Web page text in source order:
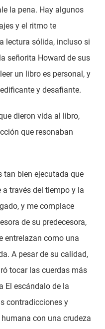
la pena. Hay algunos
y el ritmo te
lectura sólida, incluso si
señorita Howard de sus
un libro es personal, y
y desafiante.
dieron vida al libro,
que resonaban
tan bien ejecutada que
través del tiempo y la
y me complace
de su predecesora,
entrelazan como una
A pesar de su calidad,
tocar las cuerdas más
El escándalo de la
contradicciones y
con una crudeza